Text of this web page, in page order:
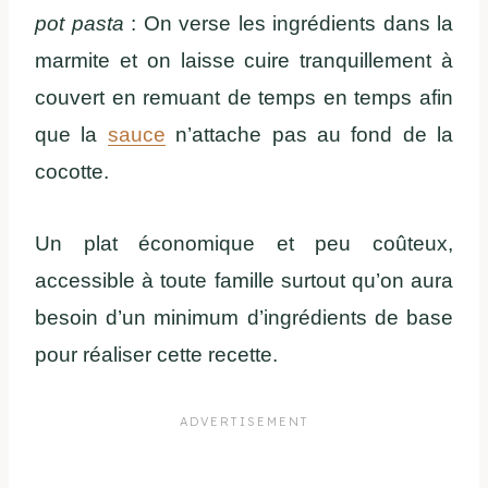
pot pasta : On verse les ingrédients dans la
marmite et on laisse cuire tranquillement à
couvert en remuant de temps en temps afin
que la sauce n’attache pas au fond de la
cocotte.
Un plat économique et peu coûteux,
accessible à toute famille surtout qu’on aura
besoin d’un minimum d’ingrédients de base
pour réaliser cette recette.